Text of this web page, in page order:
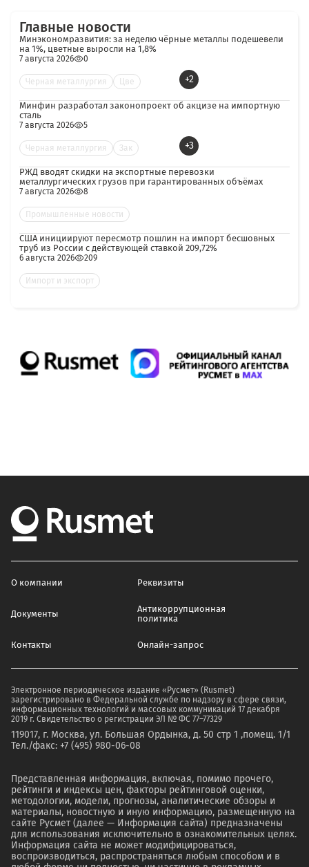
Главные новости
Минэкономразвития: за неделю чёрные металлы подешевели
на 1%, цветные выросли на 1,8%
7 августа 2026 0
Черная металлургия Цве +2
Минфин разработал законопроект об акцизе на импортную
сталь
7 августа 2026 5
Черная металлургия Зак +3
РЖД вводят скидки на экспортные перевозки
металлургических грузов при гарантированных объёмах
7 августа 2026 8
Промышленные новости
США инициируют пересмотр пошлин на импорт бесшовных
труб из России с действующей ставкой 209,72%
6 августа 2026 209
Импорт и экспорт
О компании Реквизиты
Документы
Антикоррупционная
политика
Контакты Онлайн-запрос
Электронное периодическое издание «Русмет» (Rusmet)
зарегистрировано в Федеральной службе по надзору в сфере связи,
информационных технологий и массовых коммуникаций 17 декабря
2019 г. Свидетельство о регистрации ЭЛ № ФС 77–77329
119017, г. Москва, ул. Большая Ордынка, д. 50 стр 1 ,помещ. 1/1
Тел./факс: +7 (495) 980-06-08
Представленная информация, включая, помимо прочего,
рейтинги и индексы цен, факторы рейтинговой оценки,
методологии, модели, прогнозы, аналитические обзоры и
материалы, новостную и иную информацию, размещенную на
сайте Русмет (далее — Информация сайта) предназначены
для использования исключительно в ознакомительных целях.
Информация сайта не может модифицироваться,
воспроизводиться, распространяться любым способом и в